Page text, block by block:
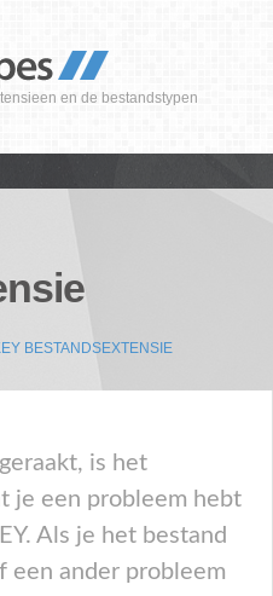
en de bestandstypen
BESTANDSEXTENSIE
is het
je een probleem hebt
Als je het bestand
een ander probleem